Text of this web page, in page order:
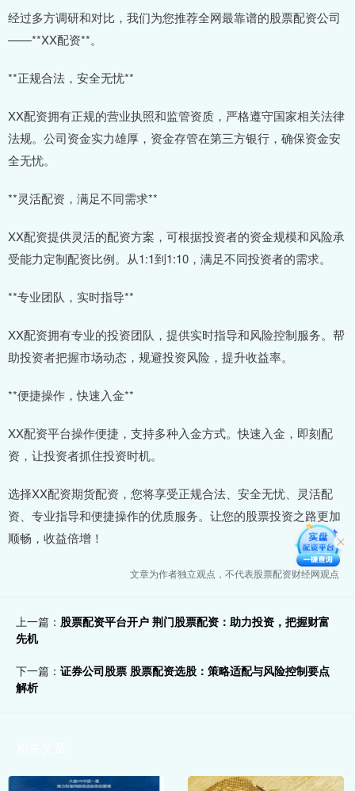
经过多方调研和对比，我们为您推荐全网最靠谱的股票配资公司
——**XX配资**。
**正规合法，安全无忧**
XX配资拥有正规的营业执照和监管资质，严格遵守国家相关法律
法规。公司资金实力雄厚，资金存管在第三方银行，确保资金安
全无忧。
**灵活配资，满足不同需求**
XX配资提供灵活的配资方案，可根据投资者的资金规模和风险承
受能力定制配资比例。从1:1到1:10，满足不同投资者的需求。
**专业团队，实时指导**
XX配资拥有专业的投资团队，提供实时指导和风险控制服务。帮
助投资者把握市场动态，规避投资风险，提升收益率。
**便捷操作，快速入金**
XX配资平台操作便捷，支持多种入金方式。快速入金，即刻配
资，让投资者抓住投资时机。
选择XX配资期货配资，您将享受正规合法、安全无忧、灵活配
资、专业指导和便捷操作的优质服务。让您的股票投资之路更加
顺畅，收益倍增！
文章为作者独立观点，不代表股票配资财经网观点
上一篇： 股票配资平台开户 荆门股票配资：助力投资，把握财富
先机
下一篇： 证券公司股票 股票配资选股：策略适配与风险控制要点
解析